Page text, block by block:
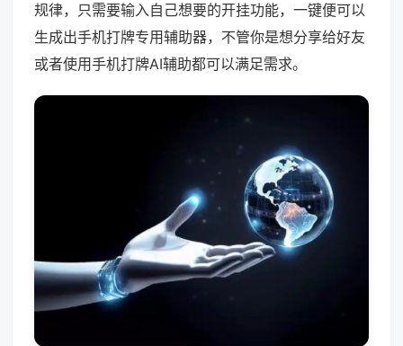
规律，只需要输入自己想要的开挂功能，一键便可以
生成出手机打牌专用辅助器，不管你是想分享给好友
或者使用手机打牌AI辅助都可以满足需求。